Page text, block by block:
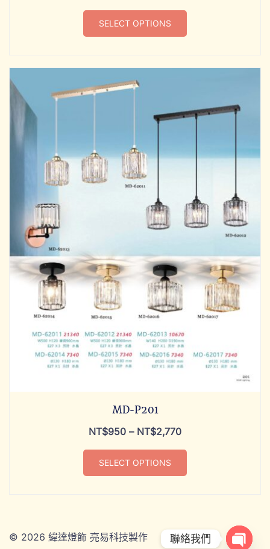
ADD TO CART
SELECT OPTIONS
MD-P201
NT$950 – NT$2,770
SELECT OPTIONS
© 2026 緯達燈飾 亮易科技製作 聯絡我們